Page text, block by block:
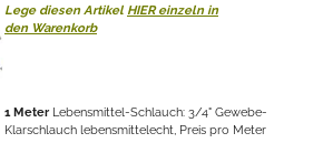
Lege diesen Artikel HIER einzeln in
den Warenkorb
1 Meter Lebensmittel-Schlauch: 3/4" Gewebe-
Klarschlauch lebensmittelecht, Preis pro Meter